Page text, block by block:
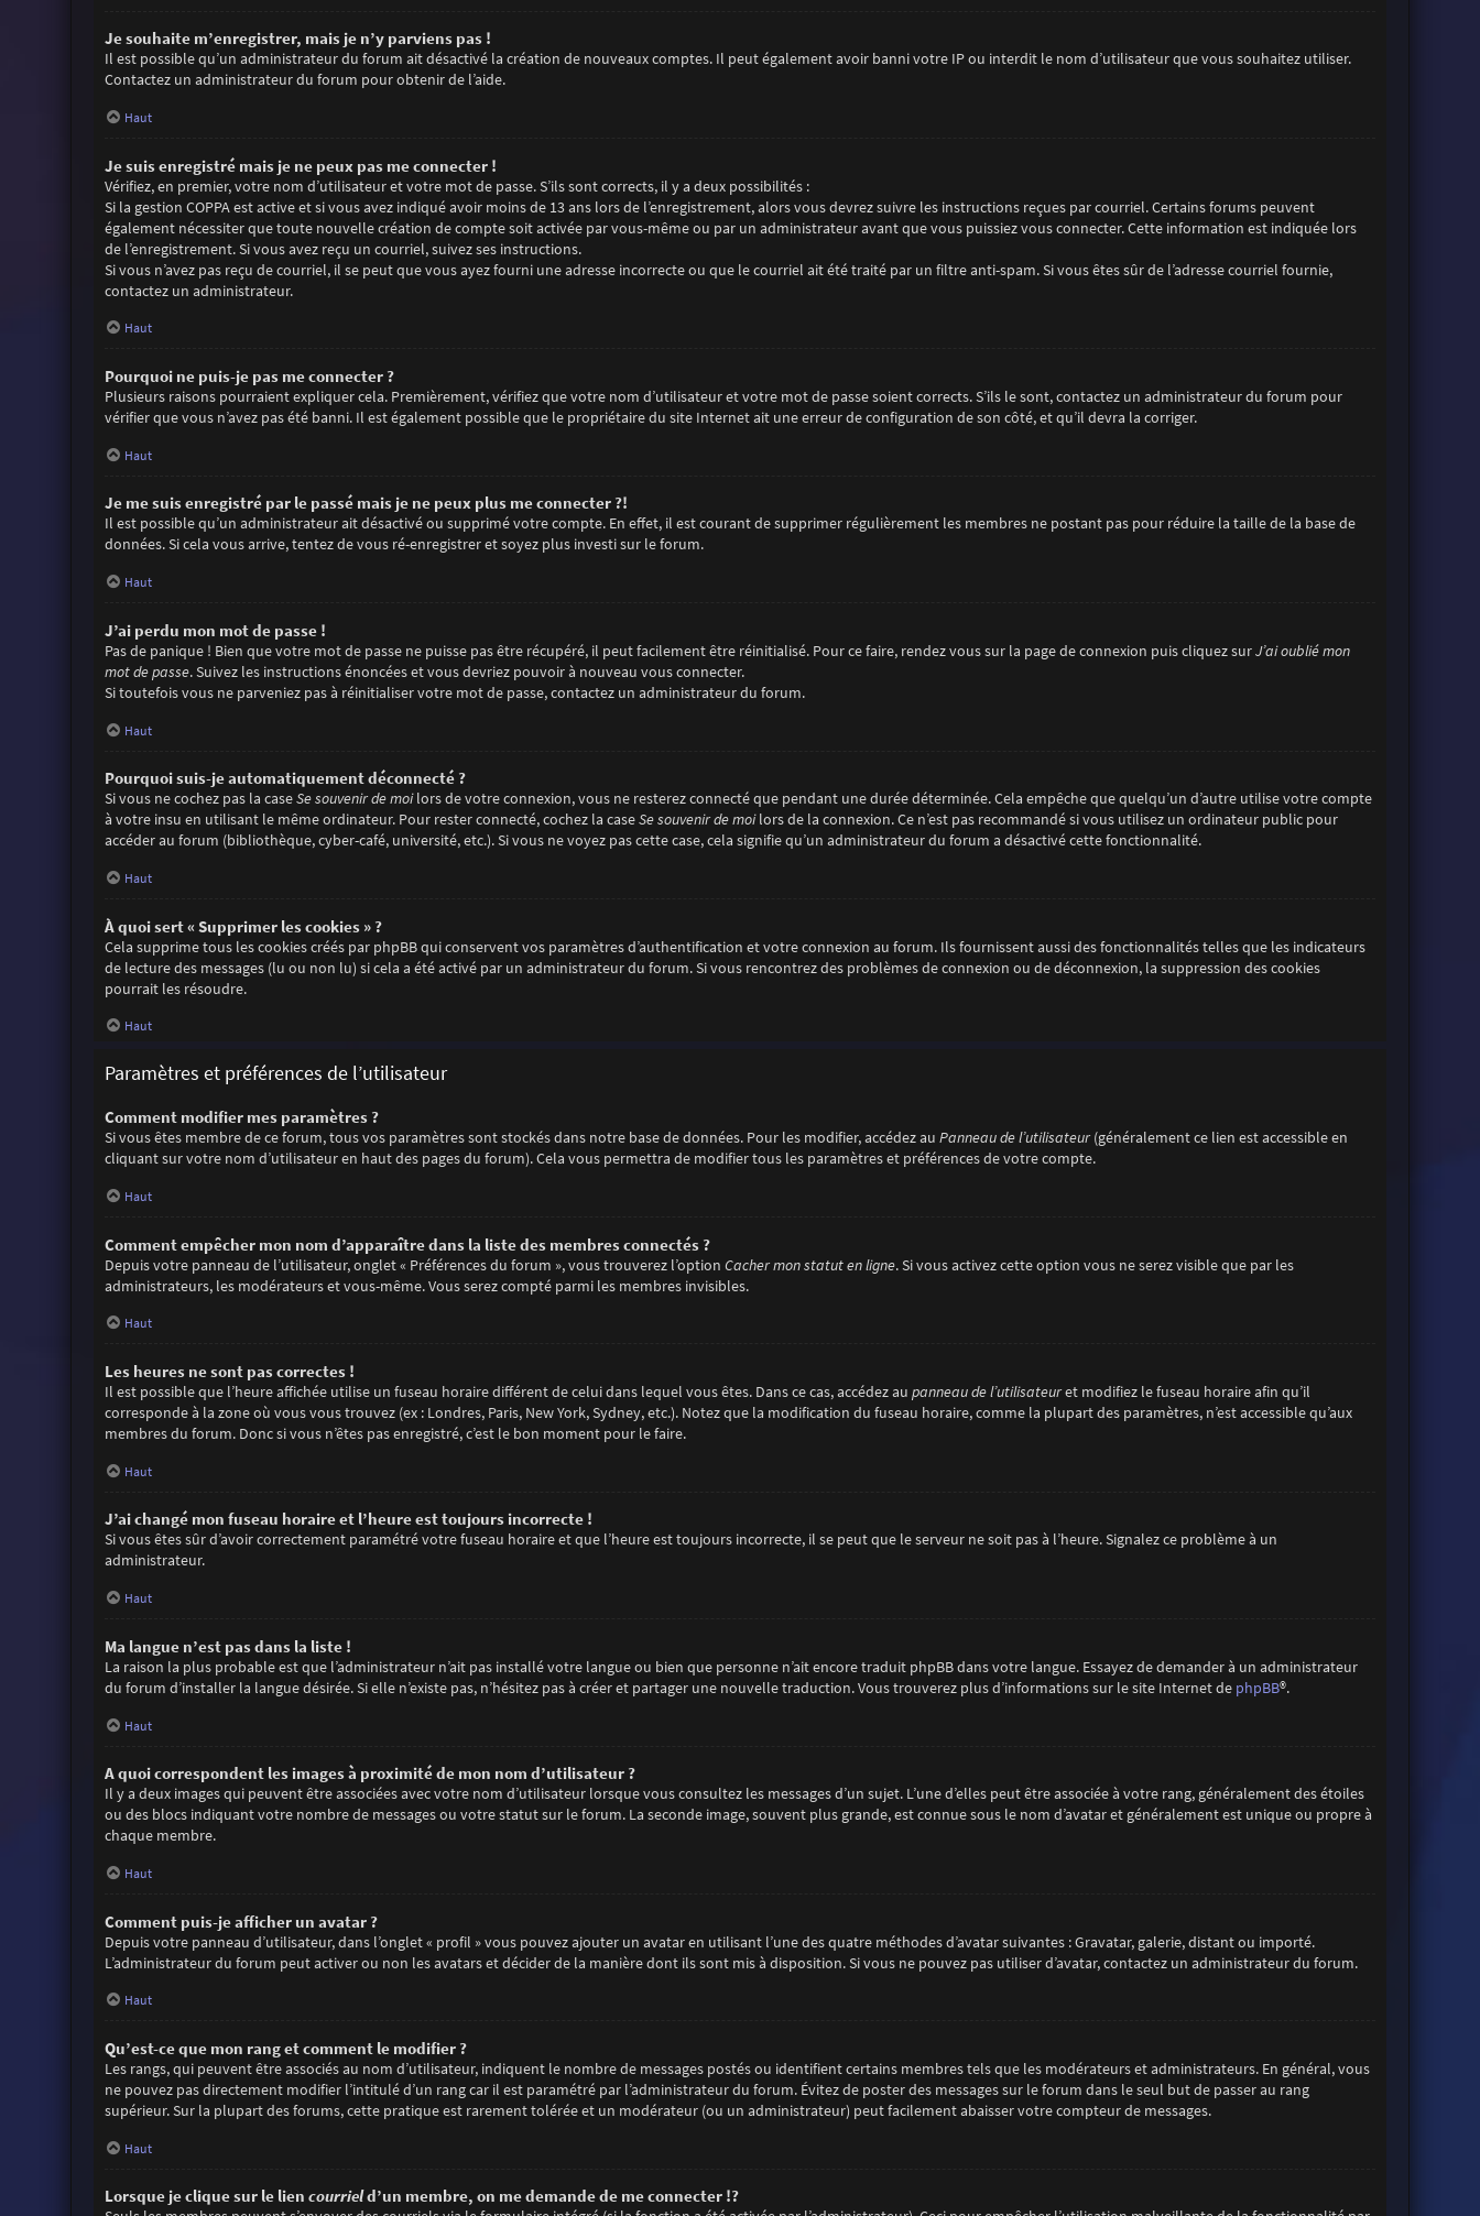
Je souhaite m’enregistrer, mais je n’y parviens pas !
Il est possible qu’un administrateur du forum ait désactivé la création de nouveaux comptes. Il peut également avoir banni votre IP ou interdit le nom d’utilisateur que vous souhaitez utiliser.
Contactez un administrateur du forum pour obtenir de l’aide.
Haut
Je suis enregistré mais je ne peux pas me connecter !
Vérifiez, en premier, votre nom d’utilisateur et votre mot de passe. S’ils sont corrects, il y a deux possibilités :
Si la gestion COPPA est active et si vous avez indiqué avoir moins de 13 ans lors de l’enregistrement, alors vous devrez suivre les instructions reçues par courriel. Certains forums peuvent
également nécessiter que toute nouvelle création de compte soit activée par vous-même ou par un administrateur avant que vous puissiez vous connecter. Cette information est indiquée lors
de l’enregistrement. Si vous avez reçu un courriel, suivez ses instructions.
Si vous n’avez pas reçu de courriel, il se peut que vous ayez fourni une adresse incorrecte ou que le courriel ait été traité par un filtre anti-spam. Si vous êtes sûr de l’adresse courriel fournie,
contactez un administrateur.
Haut
Pourquoi ne puis-je pas me connecter ?
Plusieurs raisons pourraient expliquer cela. Premièrement, vérifiez que votre nom d’utilisateur et votre mot de passe soient corrects. S’ils le sont, contactez un administrateur du forum pour
vérifier que vous n’avez pas été banni. Il est également possible que le propriétaire du site Internet ait une erreur de configuration de son côté, et qu’il devra la corriger.
Haut
Je me suis enregistré par le passé mais je ne peux plus me connecter ?!
Il est possible qu’un administrateur ait désactivé ou supprimé votre compte. En effet, il est courant de supprimer régulièrement les membres ne postant pas pour réduire la taille de la base de
données. Si cela vous arrive, tentez de vous ré-enregistrer et soyez plus investi sur le forum.
Haut
J’ai perdu mon mot de passe !
Pas de panique ! Bien que votre mot de passe ne puisse pas être récupéré, il peut facilement être réinitialisé. Pour ce faire, rendez vous sur la page de connexion puis cliquez surJ’ai oublié mon
mot de passe. Suivez les instructions énoncées et vous devriez pouvoir à nouveau vous connecter.
Si toutefois vous ne parveniez pas à réinitialiser votre mot de passe, contactez un administrateur du forum.
Haut
Pourquoi suis-je automatiquement déconnecté ?
Si vous ne cochez pas la caseSe souvenir de moilors de votre connexion, vous ne resterez connecté que pendant une durée déterminée. Cela empêche que quelqu’un d’autre utilise votre compte
à votre insu en utilisant le même ordinateur. Pour rester connecté, cochez la caseSe souvenir de moilors de la connexion. Ce n’est pas recommandé si vous utilisez un ordinateur public pour
accéder au forum (bibliothèque, cyber-café, université, etc.). Si vous ne voyez pas cette case, cela signifie qu’un administrateur du forum a désactivé cette fonctionnalité.
Haut
À quoi sert « Supprimer les cookies » ?
Cela supprime tous les cookies créés par phpBB qui conservent vos paramètres d’authentification et votre connexion au forum. Ils fournissent aussi des fonctionnalités telles que les indicateurs
de lecture des messages (lu ou non lu) si cela a été activé par un administrateur du forum. Si vous rencontrez des problèmes de connexion ou de déconnexion, la suppression des cookies
pourrait les résoudre.
Haut
Paramètres et préférences de l’utilisateur
Comment modifier mes paramètres ?
Si vous êtes membre de ce forum, tous vos paramètres sont stockés dans notre base de données. Pour les modifier, accédez au Panneau de l’utilisateur(généralement ce lien est accessible en
cliquant sur votre nom d’utilisateur en haut des pages du forum). Cela vous permettra de modifier tous les paramètres et préférences de votre compte.
Haut
Comment empêcher mon nom d’apparaître dans la liste des membres connectés ?
Depuis votre panneau de l’utilisateur, onglet « Préférences du forum », vous trouverez l’option Cacher mon statut en ligne. Si vous activez cette option vous ne serez visible que par les
administrateurs, les modérateurs et vous-même. Vous serez compté parmi les membres invisibles.
Haut
Les heures ne sont pas correctes !
Il est possible que l’heure affichée utilise un fuseau horaire différent de celui dans lequel vous êtes. Dans ce cas, accédez au panneau de l’utilisateuret modifiez le fuseau horaire afin qu’il
corresponde à la zone où vous vous trouvez (ex : Londres, Paris, New York, Sydney, etc.). Notez que la modification du fuseau horaire, comme la plupart des paramètres, n’est accessible qu’aux
membres du forum. Donc si vous n’êtes pas enregistré, c’est le bon moment pour le faire.
Haut
J’ai changé mon fuseau horaire et l’heure est toujours incorrecte !
Si vous êtes sûr d’avoir correctement paramétré votre fuseau horaire et que l’heure est toujours incorrecte, il se peut que le serveur ne soit pas à l’heure. Signalez ce problème à un
administrateur.
Haut
Ma langue n’est pas dans la liste !
La raison la plus probable est que l’administrateur n’ait pas installé votre langue ou bien que personne n’ait encore traduit phpBB dans votre langue. Essayez de demander à un administrateur
du forum d’installer la langue désirée. Si elle n’existe pas, n’hésitez pas à créer et partager une nouvelle traduction. Vous trouverez plus d’informations sur le site Internet de phpBB®.
Haut
A quoi correspondent les images à proximité de mon nom d’utilisateur ?
Il y a deux images qui peuvent être associées avec votre nom d’utilisateur lorsque vous consultez les messages d’un sujet. L’une d’elles peut être associée à votre rang, généralement des étoiles
ou des blocs indiquant votre nombre de messages ou votre statut sur le forum. La seconde image, souvent plus grande, est connue sous le nom d’avatar et généralement est unique ou propre à
chaque membre.
Haut
Comment puis-je afficher un avatar ?
Depuis votre panneau d’utilisateur, dans l’onglet « profil » vous pouvez ajouter un avatar en utilisant l’une des quatre méthodes d’avatar suivantes : Gravatar, galerie, distant ou importé.
L’administrateur du forum peut activer ou non les avatars et décider de la manière dont ils sont mis à disposition. Si vous ne pouvez pas utiliser d’avatar, contactez un administrateur du forum.
Haut
Qu’est-ce que mon rang et comment le modifier ?
Les rangs, qui peuvent être associés au nom d’utilisateur, indiquent le nombre de messages postés ou identifient certains membres tels que les modérateurs et administrateurs. En général, vous
ne pouvez pas directement modifier l’intitulé d’un rang car il est paramétré par l’administrateur du forum. Évitez de poster des messages sur le forum dans le seul but de passer au rang
supérieur. Sur la plupart des forums, cette pratique est rarement tolérée et un modérateur (ou un administrateur) peut facilement abaisser votre compteur de messages.
Haut
Lorsque je clique sur le lien courrield’un membre, on me demande de me connecter !?